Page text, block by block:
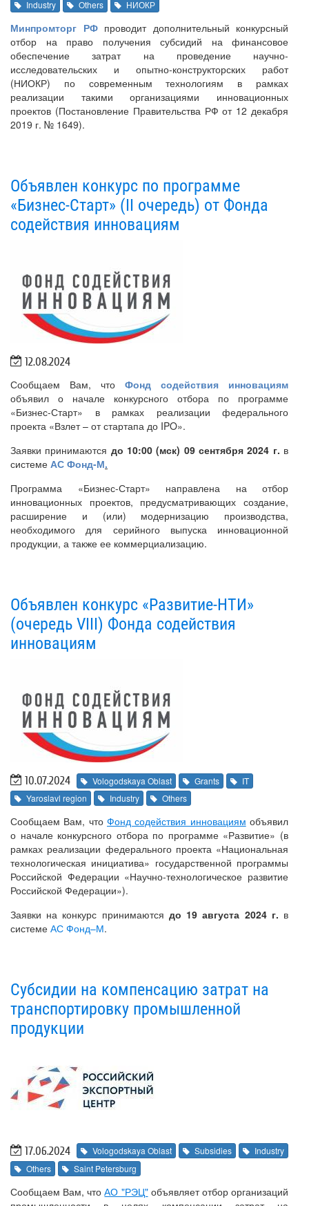
Industry Others НИОКР
Минпромторг РФпроводит дополнительный конкурсный
отбор на право получения субсидий на финансовое
обеспечение затрат на проведение научно-
исследовательских и опытно-конструкторских работ
(НИОКР) по современным технологиям в рамках
реализации такими организациями инновационных
проектов (Постановление Правительства РФ от 12 декабря
2019 г. № 1649).
Объявлен конкурс по программе
«Бизнес-Старт» (II очередь) от Фонда
содействия инновациям
12.08.2024
Сообщаем Вам, что Фонд содействия инновациям
объявил о начале конкурсного отбора по программе
«Бизнес-Старт» в рамках реализации федерального
проекта «Взлет – от стартапа до IPO».
Заявки принимаются до 10:00 (мск) 09 сентября 2024 г. в
системе АС Фонд-М.
Программа «Бизнес-Старт» направлена на отбор
инновационных проектов, предусматривающих создание,
расширение и (или) модернизацию производства,
необходимого для серийного выпуска инновационной
продукции, а также ее коммерциализацию.
Объявлен конкурс «Развитие-НТИ»
(очередь VIII) Фонда содействия
инновациям
10.07.2024 Vologodskaya Oblast Grants
IT
Yaroslavl region
Industry Others
Сообщаем Вам, что Фонд содействия инновациям объявил
о начале конкурсного отбора по программе «Развитие» (в
рамках реализации федерального проекта «Национальная
технологическая инициатива» государственной программы
Российской Федерации «Научно-технологическое развитие
Российской Федерации»).
Заявки на конкурс принимаются до 19 августа 2024 г. в
системе АС Фонд–М.
Субсидии на компенсацию затрат на
транспортировку промышленной
продукции
17.06.2024 Vologodskaya Oblast Subsidies
Industry
Others
Saint Petersburg
Сообщаем Вам, чтоАО "РЭЦ"объявляет отбор организаций